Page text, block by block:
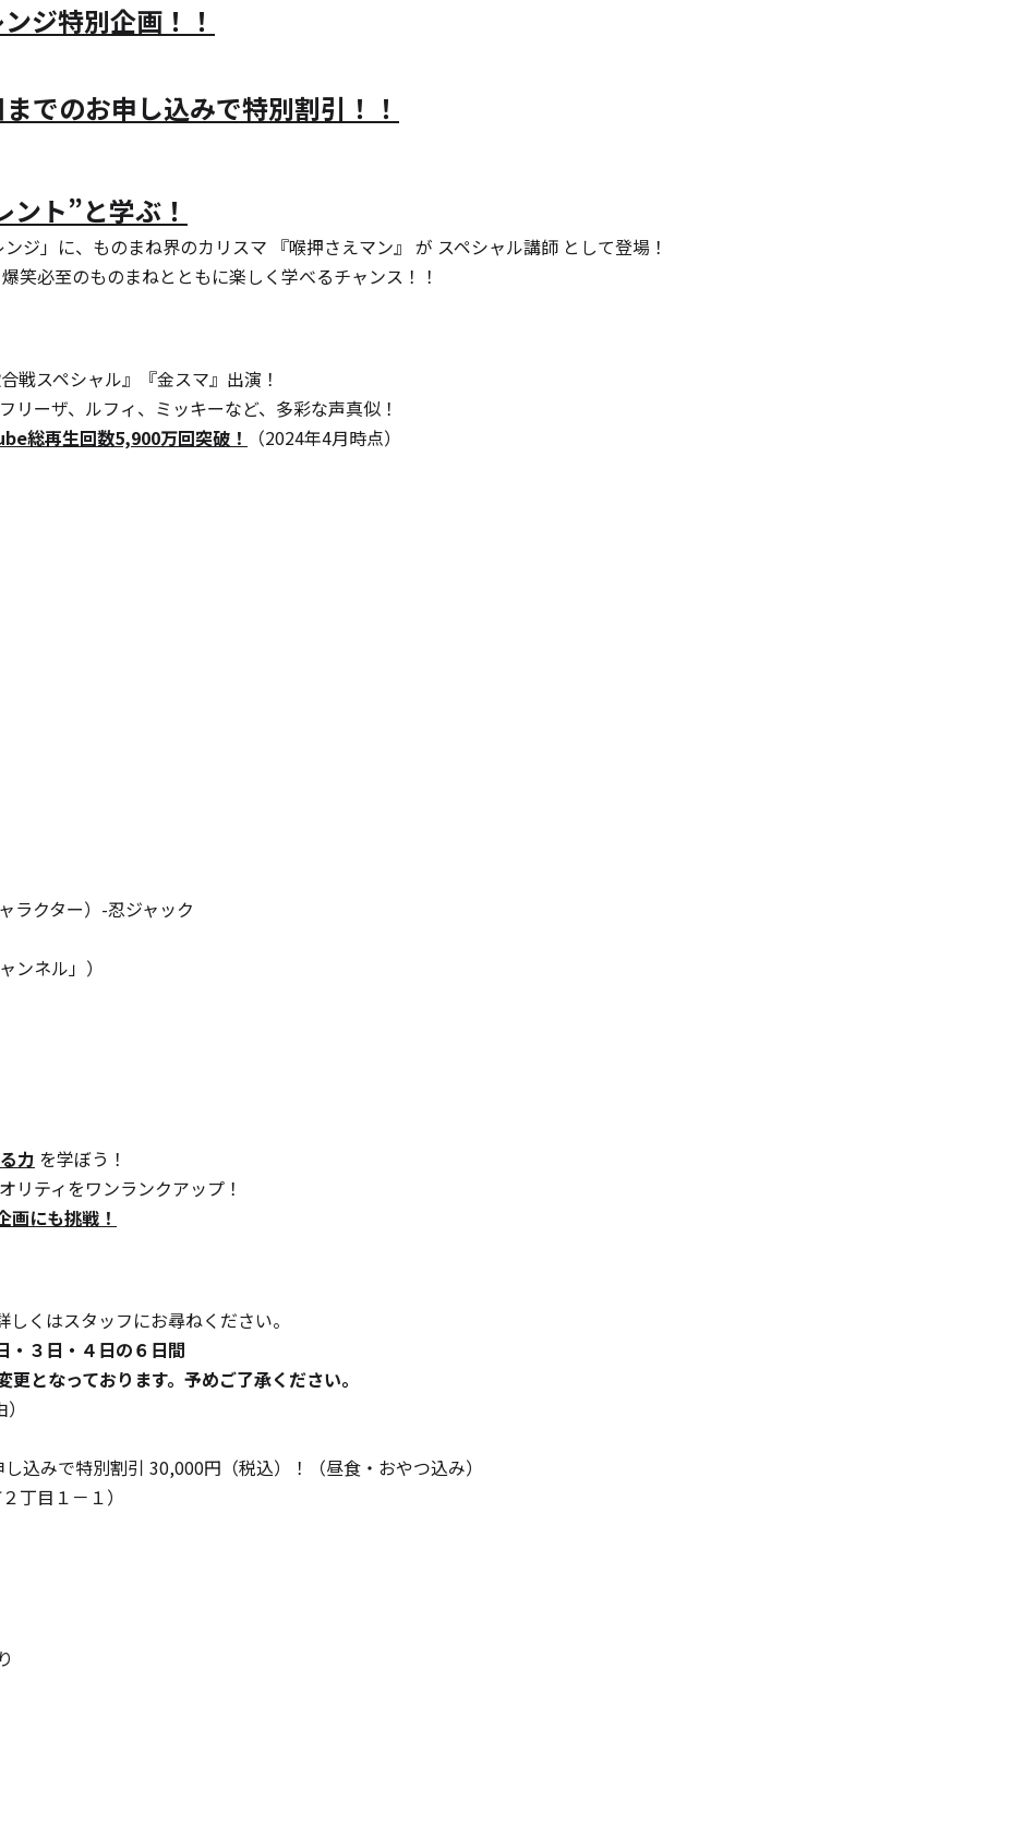
ジ特別企画！！
でのお申し込みで特別割引！！
ト”と学ぶ！
ジ」に、ものまね界のカリスマ 『喉押さえマン』 が スペシャル講師 として登場！
笑必至のものまねとともに楽しく学べるチャンス！！
戦スペシャル』『金スマ』出演！
リーザ、ルフィ、ミッキーなど、多彩な声真似！
総再生回数5,900万回突破！
（2024年4月時点）
ラクター）-忍ジャック
ンネル」）
力 を学ぼう！
リティをワンランクアップ！
にも挑戦！
くはスタッフにお尋ねください。
・３日・４日の６日間
となっております。予めご了承ください。
込みで特別割引 30,000円（税込）！（昼食・おやつ込み）
丁目１－１）